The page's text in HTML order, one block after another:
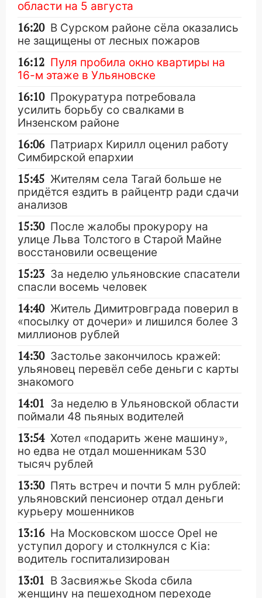
области на 5 августа
16:20 В Сурском районе сёла оказались
не защищены от лесных пожаров
16:12 Пуля пробила окно квартиры на
16-м этаже в Ульяновске
16:10 Прокуратура потребовала
усилить борьбу со свалками в
Инзенском районе
16:06 Патриарх Кирилл оценил работу
Симбирской епархии
15:45 Жителям села Тагай больше не
придётся ездить в райцентр ради сдачи
анализов
15:30 После жалобы прокурору на
улице Льва Толстого в Старой Майне
восстановили освещение
15:23 За неделю ульяновские спасатели
спасли восемь человек
14:40 Житель Димитровграда поверил в
«посылку от дочери» и лишился более 3
миллионов рублей
14:30 Застолье закончилось кражей:
ульяновец перевёл себе деньги с карты
знакомого
14:01 За неделю в Ульяновской области
поймали 48 пьяных водителей
13:54 Хотел «подарить жене машину»,
но едва не отдал мошенникам 530
тысяч рублей
13:30 Пять встреч и почти 5 млн рублей:
ульяновский пенсионер отдал деньги
курьеру мошенников
13:16 На Московском шоссе Opel не
уступил дорогу и столкнулся с Kia:
водитель госпитализирован
13:01 В Засвияжье Skoda сбила
женщину на пешеходном переходе